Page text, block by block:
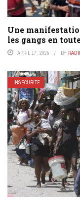
Une
les gangs en
APRIL 17, 2025 BY
INSÉCURITÉ